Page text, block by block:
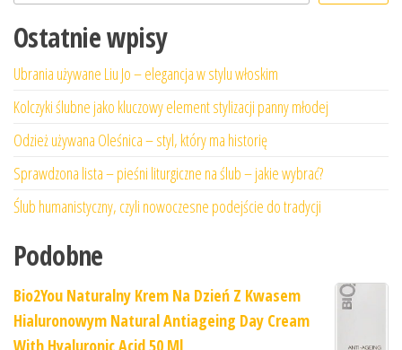
Ostatnie wpisy
Ubrania używane Liu Jo – elegancja w stylu włoskim
Kolczyki ślubne jako kluczowy element stylizacji panny młodej
Odzież używana Oleśnica – styl, który ma historię
Sprawdzona lista – pieśni liturgiczne na ślub – jakie wybrać?
Ślub humanistyczny, czyli nowoczesne podejście do tradycji
Podobne
Bio2You Naturalny Krem ​​Na Dzień Z Kwasem
Hialuronowym Natural Antiageing Day Cream
With Hyaluronic Acid 50 Ml